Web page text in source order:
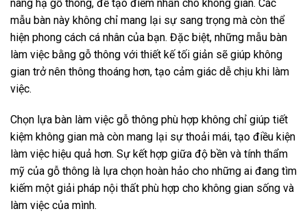
nâng hạ gỗ thông, để tạo điểm nhấn cho không gian. Các
mẫu bàn này không chỉ mang lại sự sang trọng mà còn thể
hiện phong cách cá nhân của bạn. Đặc biệt, những mẫu bàn
làm việc bằng gỗ thông với thiết kế tối giản sẽ giúp không
gian trở nên thông thoáng hơn, tạo cảm giác dễ chịu khi làm
việc.
Chọn lựa bàn làm việc gỗ thông phù hợp không chỉ giúp tiết
kiệm không gian mà còn mang lại sự thoải mái, tạo điều kiện
làm việc hiệu quả hơn. Sự kết hợp giữa độ bền và tính thẩm
mỹ của gỗ thông là lựa chọn hoàn hảo cho những ai đang tìm
kiếm một giải pháp nội thất phù hợp cho không gian sống và
làm việc của mình.